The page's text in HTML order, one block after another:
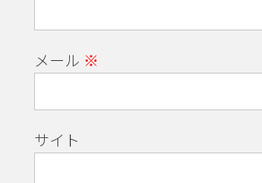
メール ※
サイト